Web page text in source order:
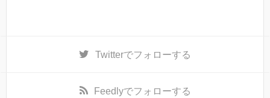
Twitterでフォローする
Feedlyでフォローする